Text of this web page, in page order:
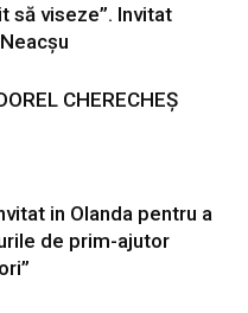
să viseze”. Invitat
CHERECHEŞ
in Olanda pentru a
de prim-ajutor